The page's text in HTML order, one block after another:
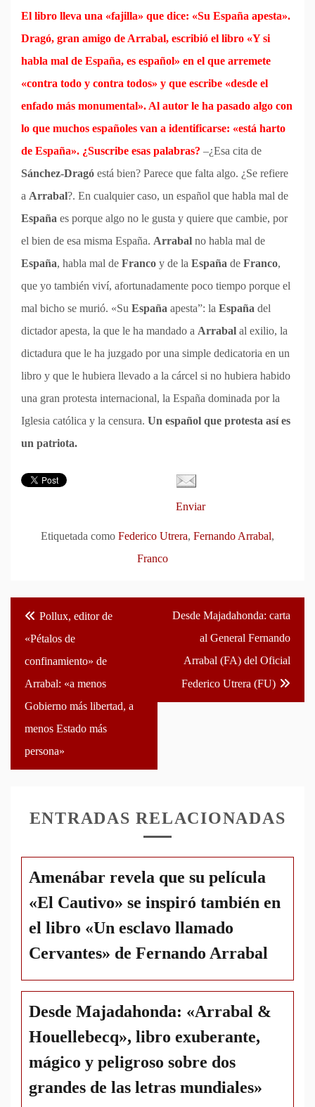
El libro lleva una «fajilla» que dice: «Su España apesta».
Dragó, gran amigo de Arrabal, escribió el libro «Y si
habla mal de España, es español» en el que arremete
«contra todo y contra todos» y que escribe «desde el
enfado más monumental». Al autor le ha pasado algo con
lo que muchos españoles van a identificarse: «está harto
de España». ¿Suscribe esas palabras? –¿Esa cita de
Sánchez-Dragó está bien? Parece que falta algo. ¿Se refiere
a Arrabal?. En cualquier caso, un español que habla mal de
España es porque algo no le gusta y quiere que cambie, por
el bien de esa misma España. Arrabal no habla mal de
España, habla mal de Franco y de la España de Franco,
que yo también viví, afortunadamente poco tiempo porque el
mal bicho se murió. «Su España apesta”: la España del
dictador apesta, la que le ha mandado a Arrabal al exilio, la
dictadura que le ha juzgado por una simple dedicatoria en un
libro y que le hubiera llevado a la cárcel si no hubiera habido
una gran protesta internacional, la España dominada por la
Iglesia católica y la censura. Un español que protesta así es
un patriota.
Enviar
Etiquetada como Federico Utrera, Fernando Arrabal,
Franco
Navegación
de
entradas
Pollux, editor de
«Pétalos de
confinamiento» de
Arrabal: «a menos
Gobierno más libertad, a
menos Estado más
persona»
Desde Majadahonda: carta
al General Fernando
Arrabal (FA) del Oficial
Federico Utrera (FU)
ENTRADAS RELACIONADAS
Amenábar revela que su película
«El Cautivo» se inspiró también en
el libro «Un esclavo llamado
Cervantes» de Fernando Arrabal
Desde Majadahonda: «Arrabal &
Houellebecq», libro exuberante,
mágico y peligroso sobre dos
grandes de las letras mundiales»